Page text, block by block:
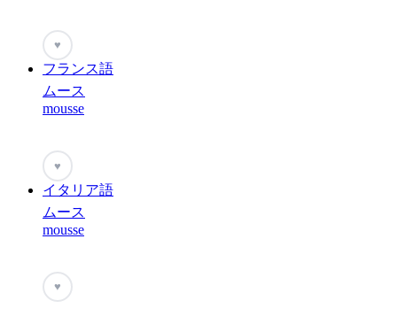
♥
フランス語
ムース
mousse
♥
イタリア語
ムース
mousse
♥